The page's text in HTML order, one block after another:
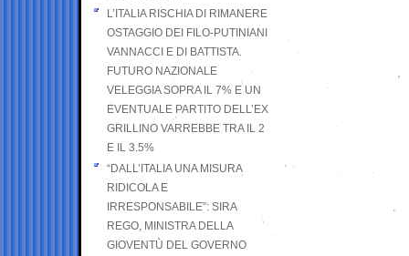
L’ITALIA RISCHIA DI RIMANERE
OSTAGGIO DEI FILO-PUTINIANI
VANNACCI E DI BATTISTA.
FUTURO NAZIONALE
VELEGGIA SOPRA IL 7% E UN
EVENTUALE PARTITO DELL’EX
GRILLINO VARREBBE TRA IL 2
E IL 3.5%
“DALL’ITALIA UNA MISURA
RIDICOLA E
IRRESPONSABILE”: SIRA
REGO, MINISTRA DELLA
GIOVENTÙ DEL GOVERNO